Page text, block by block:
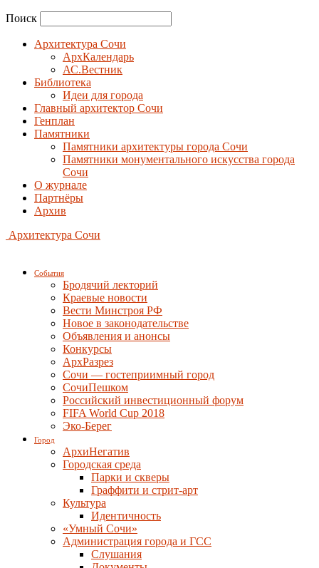
Поиск
Архитектура Сочи
АрхКалендарь
АС.Вестник
Библиотека
Идеи для города
Главный архитектор Сочи
Генплан
Памятники
Памятники архитектуры города Сочи
Памятники монументального искусства города
Сочи
О журнале
Партнёры
Архив
Архитектура Сочи
События
Бродячий лекторий
Краевые новости
Вести Минстроя РФ
Новое в законодательстве
Объявления и анонсы
Конкурсы
АрхРазрез
Сочи — гостеприимный город
СочиПешком
Российский инвестиционный форум
FIFA World Cup 2018
Эко-Берег
Город
АрхиНегатив
Городская среда
Парки и скверы
Граффити и стрит-арт
Культура
Идентичность
«Умный Сочи»
Администрация города и ГСС
Слушания